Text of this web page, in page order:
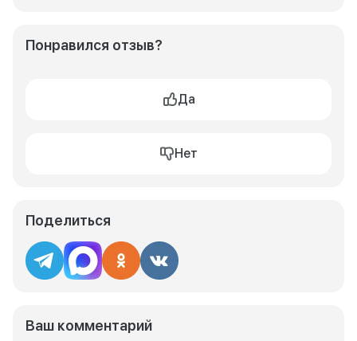
Понравился отзыв?
Да
Нет
Поделиться
Ваш комментарий